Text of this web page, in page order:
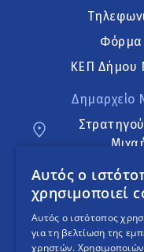
Φόρμα
ΚΕΠ Δήμου
Δημαρχείο
Αυτός ο
χρησιμοποιεί
Αυτός ο ιστότοπος
για τη βελτίωση της
χρηστών.